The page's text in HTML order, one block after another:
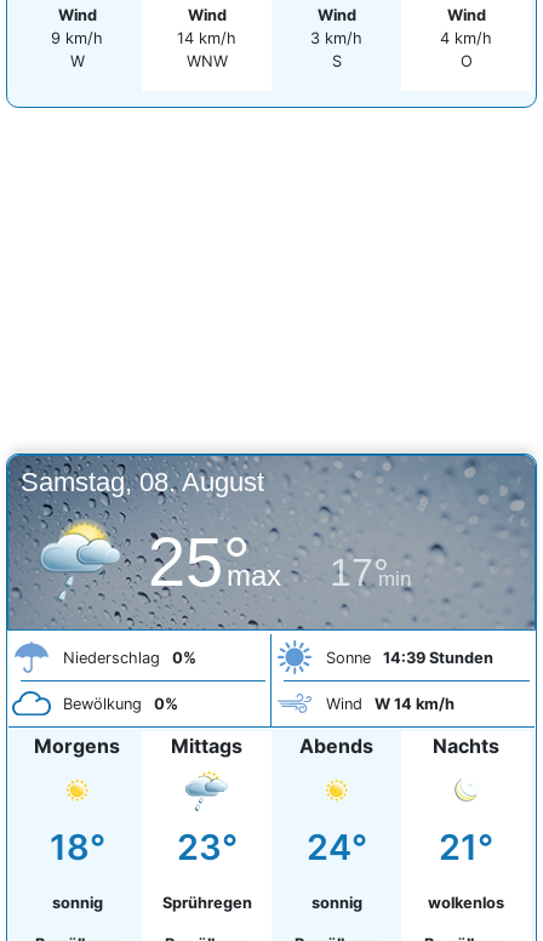
Wind
9 km/h
W
Wind
14 km/h
WNW
Wind
3 km/h
S
Wind
4 km/h
O
Samstag, 08. August
25°
max 17°
min
Niederschlag 0%
Bewölkung 0%
Sonne 14:39 Stunden
Wind W 14 km/h
Morgens
18°
sonnig
Mittags
23°
Sprühregen
Abends
24°
sonnig
Nachts
21°
wolkenlos